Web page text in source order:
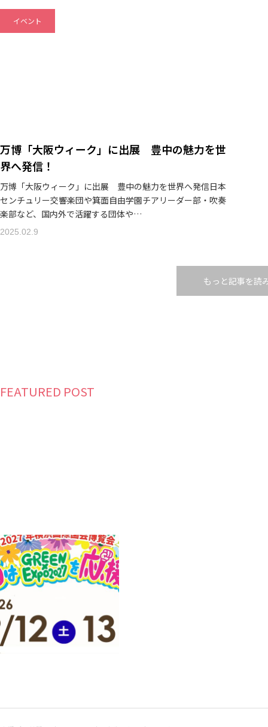
イベント
万博「大阪ウィーク」に出展 豊中の魅力を世
界へ発信！
万博「大阪ウィーク」に出展 豊中の魅力を世界へ発信日本
センチュリー交響楽団や箕面自由学園チアリーダー部・吹奏
楽部など、国内外で活躍する団体や…
2025.02.9
もっと記事を読
FEATURED POST